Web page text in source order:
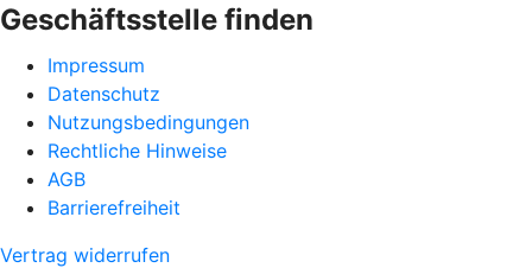
Geschäftsstelle finden
Impressum
Datenschutz
Nutzungsbedingungen
Rechtliche Hinweise
AGB
Barrierefreiheit
Vertrag widerrufen